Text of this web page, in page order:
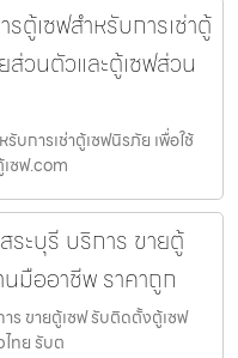
เซฟสำหรับการเช่าตู้
ส่วนตัวและตู้เซฟส่วน
การเช่าตู้เซฟนิรภัย เพื่อใช้
ซฟ.com
ระบุรี บริการ ขายตู้
มืออาชีพ ราคาถูก
ร ขายตู้เซฟ รับติดตั้งตู้เซฟ
ทย รับต